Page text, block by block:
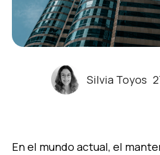
Silvia Toyos
En el mundo actual, el